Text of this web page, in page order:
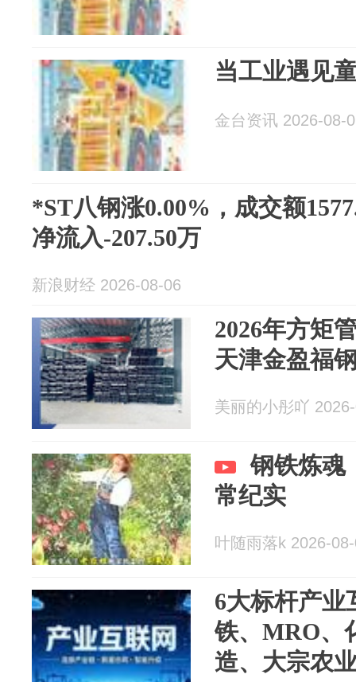
当工业遇见
金台资讯 2026-08-
*ST八钢涨0.00%，成交额
净流入-207.50万
新浪财经 2026-08-06
2026年方矩
天津金盈福
美丽的小彤吖
钢铁炼魂
常纪实
叶随雨落k 2026-
6大标杆产业
铁、MRO、
造、大宗农